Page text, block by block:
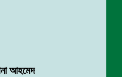
আহমেদ